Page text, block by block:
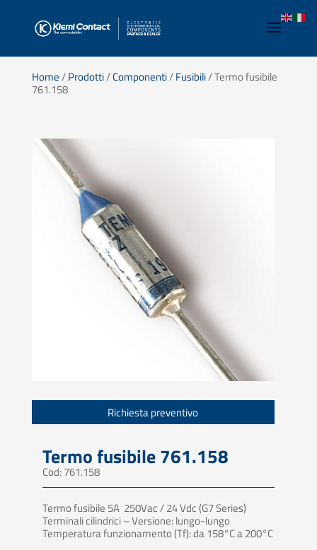
Home/Prodotti/Componenti/Fusibili/ Termo fusibile
761.158
Richiesta preventivo
Termo fusibile 761.158
Cod: 761.158
Termo fusibile 5A 250Vac / 24 Vdc (G7 Series)
Terminali cilindrici – Versione: lungo-lungo
Temperatura funzionamento (Tf): da 158°C a 200°C